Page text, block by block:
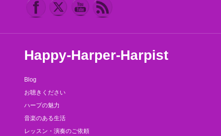
Happy-Harper-Harpist
Blog
お聴きください
ハープの魅力
音楽のある生活
レッスン・演奏のご依頼